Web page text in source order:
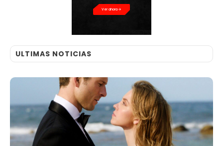
Ver ahora
ULTIMAS NOTICIAS